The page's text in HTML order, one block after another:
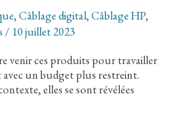
,Câblage digital,Câblage HP,
/ 10 juillet 2023
venir ces produits pour travailler
un budget plus restreint.
elles se sont révélées